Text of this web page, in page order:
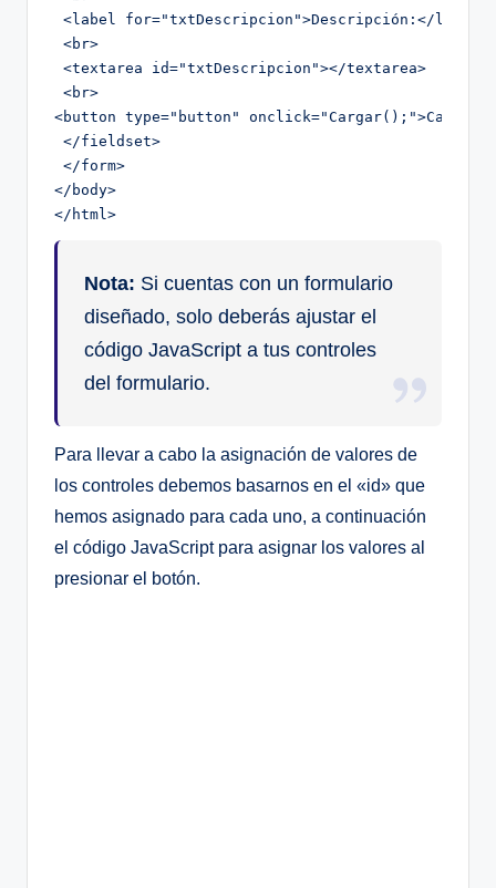
<label for="txtDescripcion">Descripción:</label>
<br>
<textarea id="txtDescripcion"></textarea>
<br>
<button type="button" onclick="Cargar();">Cargar
</fieldset>
</form>
</body>
</html>
Nota: Si cuentas con un formulario
diseñado, solo deberás ajustar el
código JavaScript a tus controles
del formulario.
Para llevar a cabo la asignación de valores de
los controles debemos basarnos en el «id» que
hemos asignado para cada uno, a continuación
el código JavaScript para asignar los valores al
presionar el botón.